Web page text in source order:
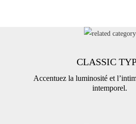
CLASSIC
Accentuez la luminosité et
intemporel.